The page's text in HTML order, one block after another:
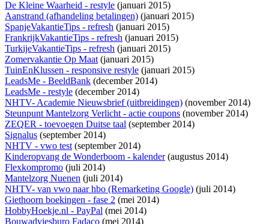
De Kleine Waarheid - restyle (januari 2015)
Aanstrand (afhandeling betalingen) (januari 2015)
SpanjeVakantieTips - refresh (januari 2015)
FrankrijkVakantieTips - refresh (januari 2015)
TurkijeVakantieTips - refresh (januari 2015)
Zomervakantie Op Maat(januari 2015)
TuinEnKlussen - responsive restyle (januari 2015)
LeadsMe - BeeldBank (december 2014)
LeadsMe - restyle (december 2014)
NHTV- Academie Nieuwsbrief (uitbreidingen) (november 2014)
Steunpunt Mantelzorg Verlicht - actie coupons (november 2014)
ZEQER - toevoegen Duitse taal (september 2014)
Signalus (september 2014)
NHTV - vwo test(september 2014)
Kinderopvang de Wonderboom - kalender(augustus 2014)
Flexkompromo (juli 2014)
Mantelzorg Nuenen (juli 2014)
NHTV- van vwo naar hbo (Remarketing Google) (juli 2014)
Giethoorn boekingen - fase 2 (mei 2014)
HobbyHoekje.nl - PayPal (mei 2014)
Bouwadviesburo Fadaco (mei 2014)